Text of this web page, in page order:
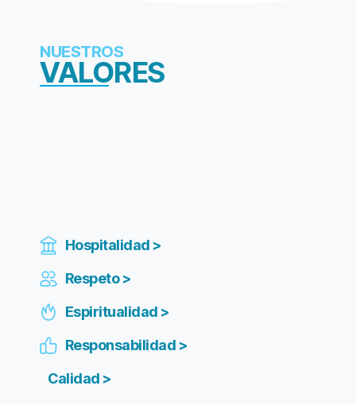
NUESTROS
VALORES
Hospitalidad >
Respeto >
Espiritualidad >
Responsabilidad >
Calidad >